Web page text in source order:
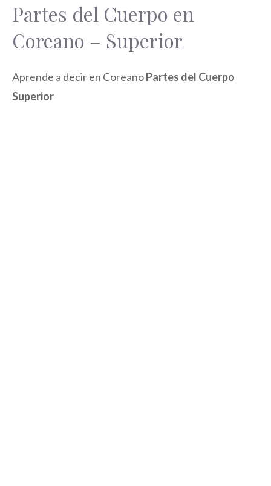
Partes del Cuerpo en
Coreano – Superior
Aprende a decir en CoreanoPartes del Cuerpo
Superior